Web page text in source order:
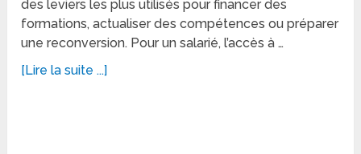
des leviers les plus utilisés pour financer des
formations, actualiser des compétences ou préparer
une reconversion. Pour un salarié, l’accès à …
[Lire la suite ...]